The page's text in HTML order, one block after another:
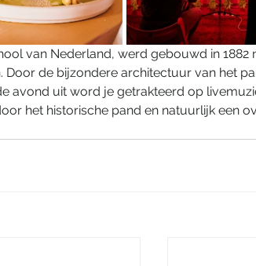
van Nederland, werd gebouwd in 1882
Door de bijzondere architectuur van het
avond uit word je getrakteerd op
het historische pand en natuurlijk een